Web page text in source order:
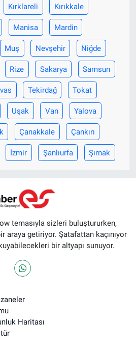
Kırklareli Kırıkkale
Manisa Mardin
Muş Nevşehir Niğde
Rize Sakarya Samsun
Tekirdağ Tokat
Uşak Van Yalova
Çanakkale Çankırı
İzmir Şanlıurfa Şırnak
temasıyla sizleri buluştururken,
araya getiriyor. Şatafattan kaçınıyor
bir altyapı sunuyor.
Haritası